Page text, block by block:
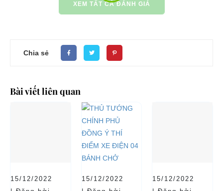
XEM TẤT CẢ ĐÁNH GIÁ
Chia sẻ
Bài viết liên quan
15/12/2022
15/12/2022
15/12/2022